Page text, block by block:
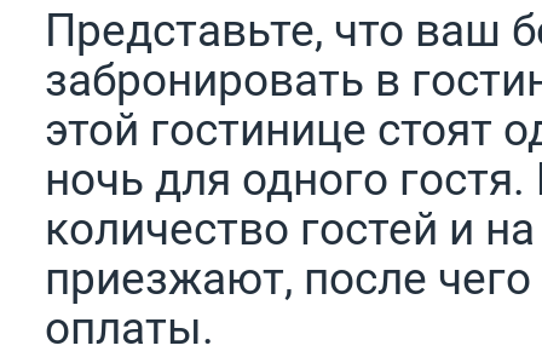
Представьте, что ваш
забронировать в
этой гостинице стоят
ночь для одного
количество гостей и
приезжают, после
оплаты.